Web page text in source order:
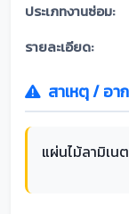
ประเภทงานซ่อม:
รายละเอียด:
สาเหตุ / อา
แผ่นไม้ลามิเน